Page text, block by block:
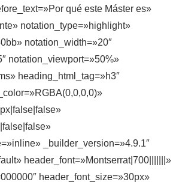
qué este Máster es»
notation_type=»highlight»
notation_width=»20″
notation_viewport=»50%»
heading_html_tag=»h3″
_builder_version=»4.9.1″
header_font=»Montserrat|700|||||||»
header_font_size=»30px»